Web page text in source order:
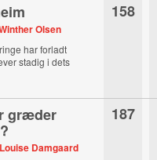
Olsen
har forladt
stadig i dets
158
græder
Damgaard
187